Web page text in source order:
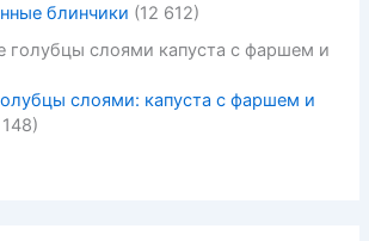
блинчики (12 612)
слоями: капуста с фаршем и